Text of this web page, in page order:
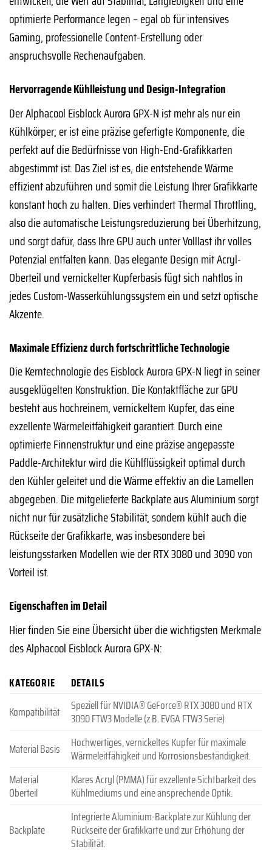
optimierte Performance legen – egal ob für intensives
Gaming, professionelle Content-Erstellung oder
anspruchsvolle Rechenaufgaben.
Hervorragende Kühlleistung und Design-Integration
Der Alphacool Eisblock Aurora GPX-N ist mehr als nur ein
Kühlkörper; er ist eine präzise gefertigte Komponente, die
perfekt auf die Bedürfnisse von High-End-Grafikkarten
abgestimmt ist. Das Ziel ist es, die entstehende Wärme
effizient abzuführen und somit die Leistung Ihrer Grafikkarte
konstant hoch zu halten. Dies verhindert Thermal Throttling,
also die automatische Leistungsreduzierung bei Überhitzung,
und sorgt dafür, dass Ihre GPU auch unter Volllast ihr volles
Potenzial entfalten kann. Das elegante Design mit Acryl-
Oberteil und vernickelter Kupferbasis fügt sich nahtlos in
jedes Custom-Wasserkühlungssystem ein und setzt optische
Akzente.
Maximale Effizienz durch fortschrittliche Technologie
Die Kerntechnologie des Eisblock Aurora GPX-N liegt in seiner
ausgeklügelten Konstruktion. Die Kontaktfläche zur GPU
besteht aus hochreinem, vernickeltem Kupfer, das eine
exzellente Wärmeleitfähigkeit garantiert. Durch eine
optimierte Finnenstruktur und eine präzise angepasste
Paddle-Architektur wird die Kühlflüssigkeit optimal durch
den Kühler geleitet und die Wärme effektiv an die Lamellen
abgegeben. Die mitgelieferte Backplate aus Aluminium sorgt
nicht nur für zusätzliche Stabilität, sondern kühlt auch die
Rückseite der Grafikkarte, was insbesondere bei
leistungsstarken Modellen wie der RTX 3080 und 3090 von
Vorteil ist.
Eigenschaften im Detail
Hier finden Sie eine Übersicht über die wichtigsten Merkmale
des Alphacool Eisblock Aurora GPX-N:
KATEGORIE
DETAILS
Kompatibilität
Speziell für NVIDIA® GeForce® RTX 3080 und RTX
3090 FTW3 Modelle (z.B. EVGA FTW3 Serie)
Material Basis
Hochwertiges, vernickeltes Kupfer für maximale
Wärmeleitfähigkeit und Korrosionsbeständigkeit.
Material
Oberteil
Klares Acryl (PMMA) für exzellente Sichtbarkeit des
Kühlmediums und eine ansprechende Optik.
Backplate
Integrierte Aluminium-Backplate zur Kühlung der
Rückseite der Grafikkarte und zur Erhöhung der
Stabilität.